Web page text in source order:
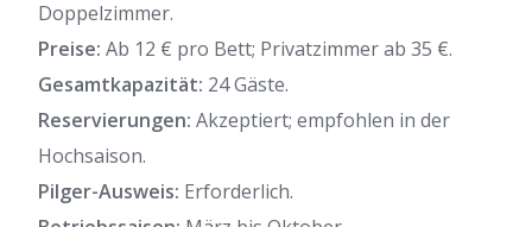
Doppelzimmer.
Preise: Ab 12 € pro Bett; Privatzimmer ab 35 €.
Gesamtkapazität: 24 Gäste.
Reservierungen: Akzeptiert; empfohlen in der
Hochsaison.
Pilger-Ausweis: Erforderlich.